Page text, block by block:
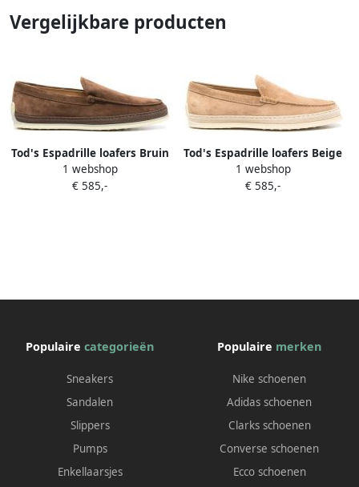
Vergelijkbare producten
Tod's Espadrille loafers Bruin
1 webshop
€ 585,-
Tod's Espadrille loafers Beige
1 webshop
€ 585,-
Populaire categorieën
Sneakers
Sandalen
Slippers
Pumps
Enkellaarsjes
Populaire merken
Nike schoenen
Adidas schoenen
Clarks schoenen
Converse schoenen
Ecco schoenen